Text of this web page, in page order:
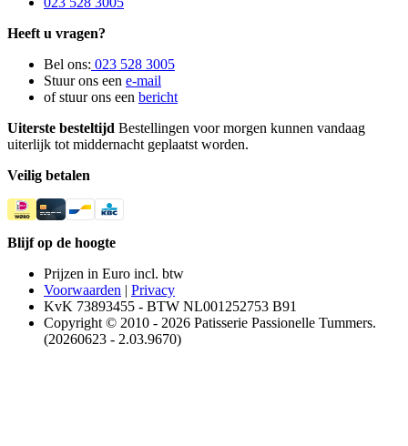
Heeft u vragen?
Bel ons: 023 528 3005
Stuur ons een e-mail
of stuur ons een bericht
Uiterste besteltijd Bestellingen voor morgen kunnen vandaag
uiterlijk tot middernacht geplaatst worden.
Veilig betalen
Blijf op de hoogte
Prijzen in Euro incl. btw
Voorwaarden | Privacy
KvK 73893455 - BTW NL001252753 B91
Copyright © 2010 - 2026 Patisserie Passionelle Tummers.
(20260623 - 2.03.9670)